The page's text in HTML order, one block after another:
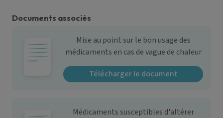
Documents associés
Mise au point sur le bon usage des
médicaments en cas de vague de chaleur
Télécharger le document
Médicaments susceptibles d'altérer